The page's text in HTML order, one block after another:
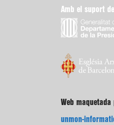
Amb el suport
Web maquetada
unmon-